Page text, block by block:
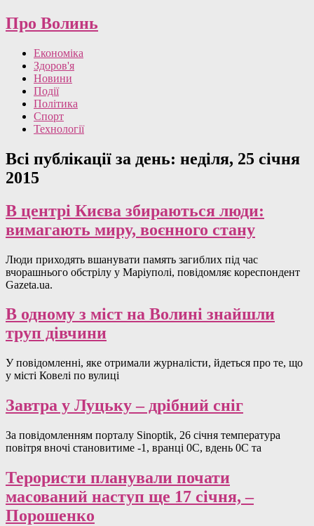
Про Волинь
Економіка
Здоров'я
Новини
Події
Політика
Спорт
Технології
Всі публікації за день: неділя, 25 січня
2015
В центрі Києва збираються люди:
вимагають миру, воєнного стану
Люди приходять вшанувати память загиблих під час
вчорашнього обстрілу у Маріуполі, повідомляє кореспондент
Gazeta.ua.
В одному з міст на Волині знайшли
труп дівчини
У повідомленні, яке отримали журналісти, йдеться про те, що
у місті Ковелі по вулиці
Завтра у Луцьку – дрібний сніг
За повідомленням порталу Sinoptik, 26 січня температура
повітря вночі становитиме -1, вранці 0C, вдень 0С та
Терористи планували почати
масований наступ ще 17 січня, –
Порошенко